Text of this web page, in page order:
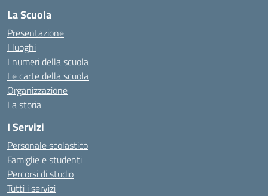
La Scuola
Presentazione
I luoghi
I numeri della scuola
Le carte della scuola
Organizzazione
La storia
I Servizi
Personale scolastico
Famiglie e studenti
Percorsi di studio
Tutti i servizi